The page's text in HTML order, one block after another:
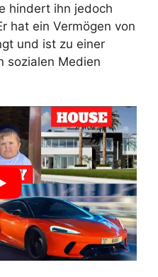
hindert ihn jedoch
hat ein Vermögen von
und ist zu einer
sozialen Medien